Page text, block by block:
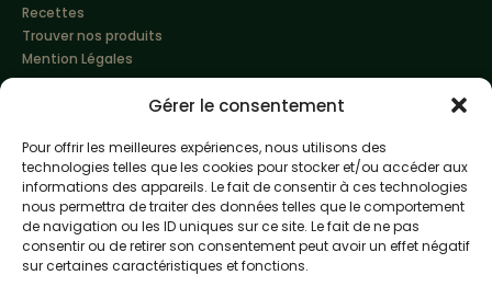
Gérer le consentement
Pour offrir les meilleures expériences, nous utilisons des
technologies telles que les cookies pour stocker et/ou accéder aux
informations des appareils. Le fait de consentir à ces technologies
nous permettra de traiter des données telles que le comportement
de navigation ou les ID uniques sur ce site. Le fait de ne pas
consentir ou de retirer son consentement peut avoir un effet négatif
sur certaines caractéristiques et fonctions.
Made with love byAltimax
Recettes
Trouver nos produits
Mention Légales